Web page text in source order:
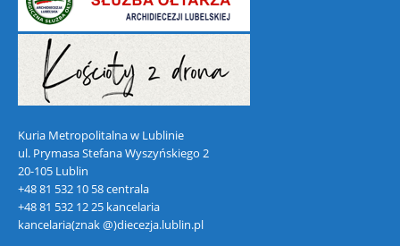
Kuria Metropolitalna w Lublinie
ul. Prymasa Stefana Wyszyńskiego 2
20-105 Lublin
+48 81 532 10 58 centrala
+48 81 532 12 25 kancelaria
kancelaria(znak @)diecezja.lublin.pl